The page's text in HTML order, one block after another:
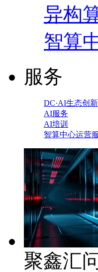
异构
智算
服务
DC·AI生态创
AI服务
AI培训
智算中心运营
聚鑫汇